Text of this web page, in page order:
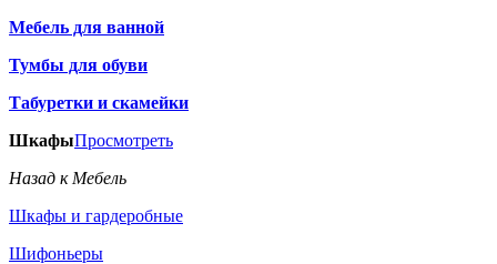
Мебель для ванной
Тумбы для обуви
Табуретки и скамейки
ШкафыПросмотреть
Назад к Мебель
Шкафы и гардеробные
Шифоньеры